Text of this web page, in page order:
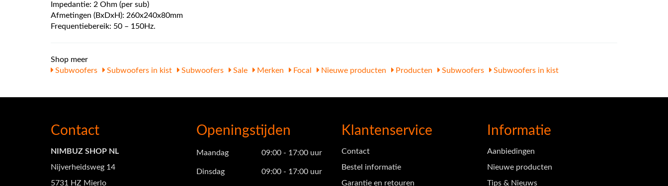
Impedantie: 2 Ohm (per sub)
Afmetingen (BxDxH): 260x240x80mm
Frequentiebereik: 50 – 150Hz.
Shop meer
Subwoofers
Subwoofers in kist Subwoofers Sale Merken Focal Nieuwe producten Producten Subwoofers Subwoofers in kist
Contact
NIMBUZ SHOP NL
Nijverheidsweg 14
5731 HZ Mierlo
Openingstijden
Maandag 09:00 - 17:00 uur
Dinsdag 09:00 - 17:00 uur
Klantenservice
Contact
Bestel informatie
Garantie en retouren
Informatie
Aanbiedingen
Nieuwe producten
Tips & Nieuws